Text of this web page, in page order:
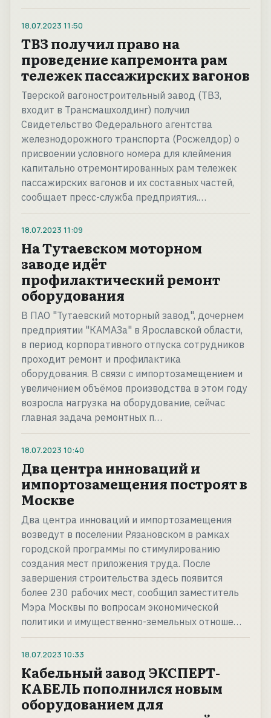
18.07.2023 11:50
ТВЗ получил право на
проведение капремонта рам
тележек пассажирских вагонов
Тверской вагоностроительный завод (ТВЗ,
входит в Трансмашхолдинг) получил
Свидетельство Федерального агентства
железнодорожного транспорта (Росжелдор) о
присвоении условного номера для клеймения
капитально отремонтированных рам тележек
пассажирских вагонов и их составных частей,
сообщает пресс-служба предприятия.…
18.07.2023 11:09
На Тутаевском моторном
заводе идёт
профилактический ремонт
оборудования
В ПАО "Тутаевский моторный завод", дочернем
предприятии "КАМАЗа" в Ярославской области,
в период корпоративного отпуска сотрудников
проходит ремонт и профилактика
оборудования. В связи с импортозамещением и
увеличением объёмов производства в этом году
возросла нагрузка на оборудование, сейчас
главная задача ремонтных п…
18.07.2023 10:40
Два центра инноваций и
импортозамещения построят в
Москве
Два центра инноваций и импортозамещения
возведут в поселении Рязановском в рамках
городской программы по стимулированию
создания мест приложения труда. После
завершения строительства здесь появится
более 230 рабочих мест, сообщил заместитель
Мэра Москвы по вопросам экономической
политики и имущественно-земельных отноше…
18.07.2023 10:33
Кабельный завод ЭКСПЕРТ-
КАБЕЛЬ пополнился новым
оборудованием для